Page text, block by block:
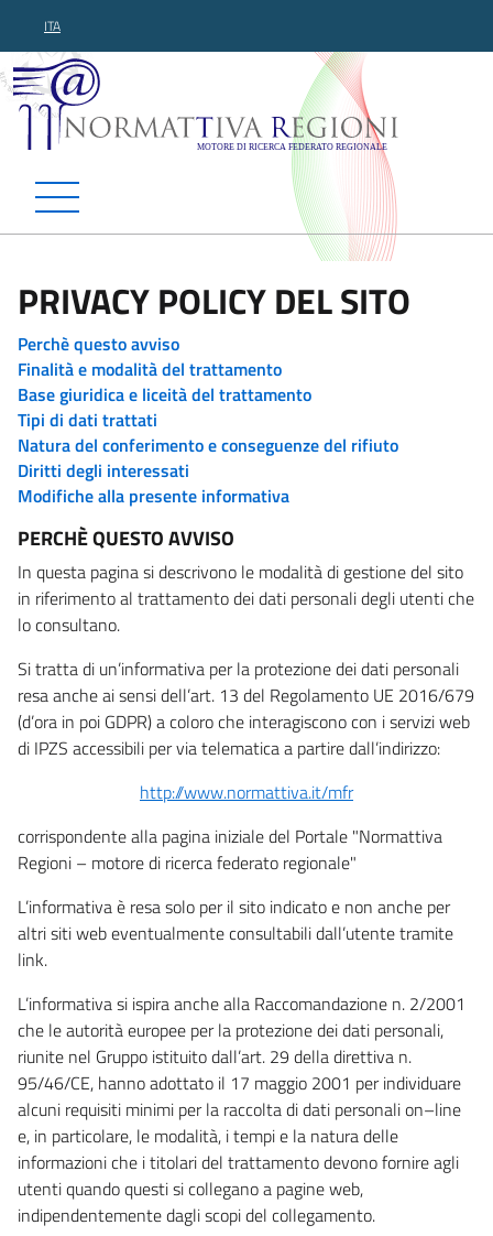
ITA
Normattiva Regioni -
PRIVACY POLICY DEL SITO
Perchè questo avviso
Finalità e modalità del trattamento
Base giuridica e liceità del trattamento
Tipi di dati trattati
Natura del conferimento e conseguenze del rifiuto
Diritti degli interessati
Modifiche alla presente informativa
PERCHÈ QUESTO AVVISO
In questa pagina si descrivono le modalità di gestione del sito
in riferimento al trattamento dei dati personali degli utenti che
lo consultano.
Si tratta di un’informativa per la protezione dei dati personali
resa anche ai sensi dell’art. 13 del Regolamento UE 2016/679
(d’ora in poi GDPR) a coloro che interagiscono con i servizi web
di IPZS accessibili per via telematica a partire dall’indirizzo:
http://www.normattiva.it/mfr
corrispondente alla pagina iniziale del Portale "Normattiva
Regioni – motore di ricerca federato regionale"
L’informativa è resa solo per il sito indicato e non anche per
altri siti web eventualmente consultabili dall’utente tramite
link.
L’informativa si ispira anche alla Raccomandazione n. 2/2001
che le autorità europee per la protezione dei dati personali,
riunite nel Gruppo istituito dall’art. 29 della direttiva n.
95/46/CE, hanno adottato il 17 maggio 2001 per individuare
alcuni requisiti minimi per la raccolta di dati personali on–line
e, in particolare, le modalità, i tempi e la natura delle
informazioni che i titolari del trattamento devono fornire agli
utenti quando questi si collegano a pagine web,
indipendentemente dagli scopi del collegamento.